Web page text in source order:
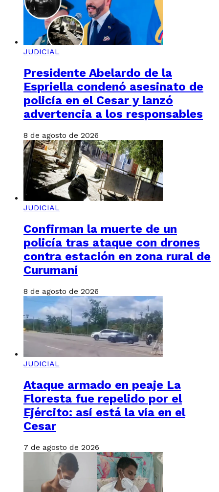
JUDICIAL
Presidente Abelardo de la
Espriella condenó asesinato de
policía en el Cesar y lanzó
advertencia a los responsables
8 de agosto de 2026
JUDICIAL
Confirman la muerte de un
policía tras ataque con drones
contra estación en zona rural de
Curumaní
8 de agosto de 2026
JUDICIAL
Ataque armado en peaje La
Floresta fue repelido por el
Ejército: así está la vía en el
Cesar
7 de agosto de 2026